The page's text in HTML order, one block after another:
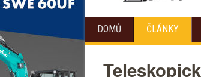
DOMŮ ČLÁNKY